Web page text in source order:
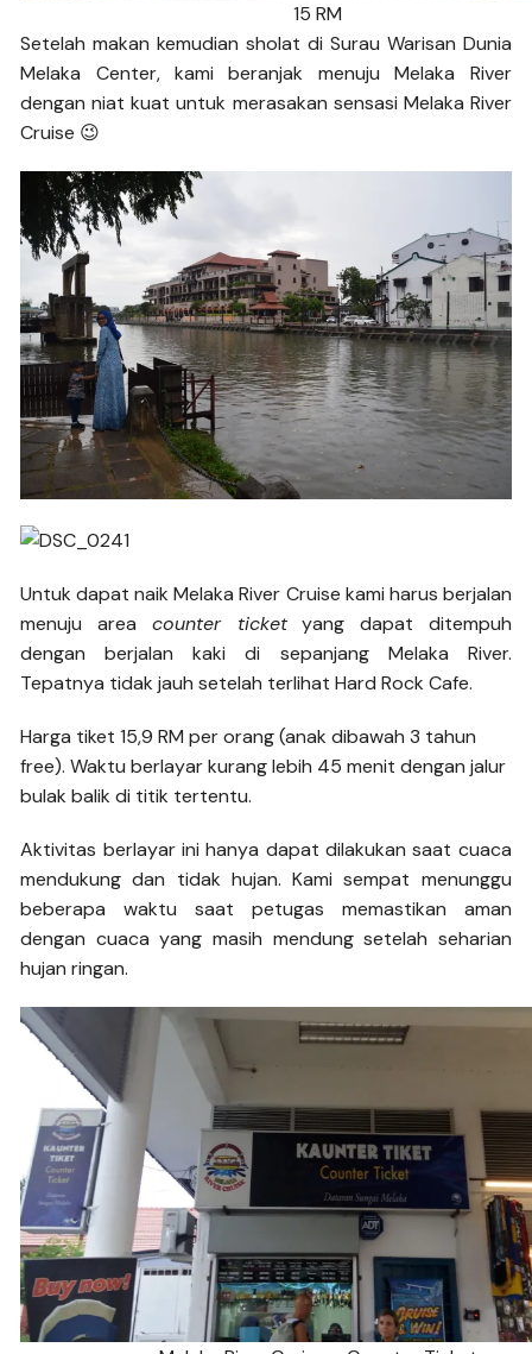
15 RM
Setelah makan kemudian sholat di Surau Warisan Dunia
Melaka Center, kami beranjak menuju Melaka River
dengan niat kuat untuk merasakan sensasi Melaka River
Cruise 😉
Untuk dapat naik Melaka River Cruise kami harus berjalan
menuju area counter ticketyang dapat ditempuh
dengan berjalan kaki di sepanjang Melaka River.
Tepatnya tidak jauh setelah terlihat Hard Rock Cafe.
Harga tiket 15,9 RM per orang (anak dibawah 3 tahun
free). Waktu berlayar kurang lebih 45 menit dengan jalur
bulak balik di titik tertentu.
Aktivitas berlayar ini hanya dapat dilakukan saat cuaca
mendukung dan tidak hujan. Kami sempat menunggu
beberapa waktu saat petugas memastikan aman
dengan cuaca yang masih mendung setelah seharian
hujan ringan.